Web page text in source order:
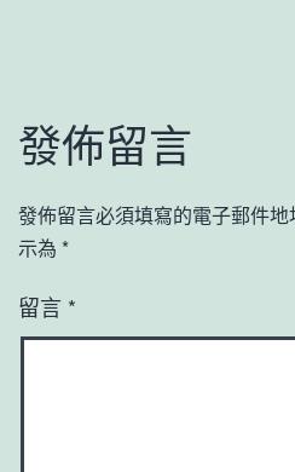
發佈留言
發佈留言必須填寫的電子郵件地
示為 *
留言 *